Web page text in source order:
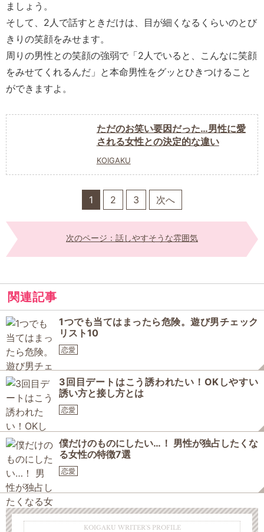
ましょう。
そして、2人で話すときだけは、目が細くなるくらいのとび
きりの笑顔をみせます。
周りの男性との笑顔の強弱で「2人でいると、こんなに笑顔
をみせてくれるんだ」と本命男性をグッとひきつけること
ができますよ。
ただのお笑い要因だった…男性に愛
される女性との決定的な違い
KOIGAKU
1 2 3 次へ
次のページ：話しやすそうな雰囲気
関連記事
1つでも当てはまったら危険。遊び男チェック
リスト10
恋愛
3回目デートはこう誘われたい！OKしやすい
誘い方と接し方とは
恋愛
僕だけのものにしたい…！ 男性が独占したくな
る女性の特徴7選
恋愛
KOIGAKU WRITER'S PROFILE